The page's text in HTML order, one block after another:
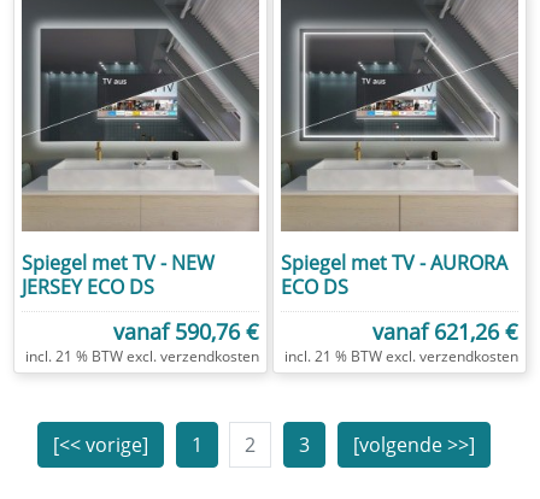
Spiegel met TV - NEW
JERSEY ECO DS
vanaf590,76 €
excl.verzendkosten
Spiegel met TV - AURORA
ECO DS
vanaf621,26 €
excl.verzendkosten
[<< vorige] 1 2 3 [volgende >>]